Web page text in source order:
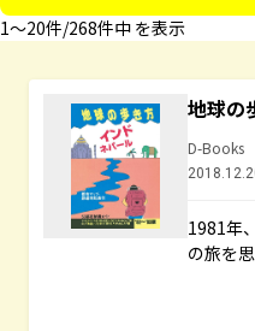
1〜20件/268件中 を表示
地球の
D-Books
1981年
の旅を